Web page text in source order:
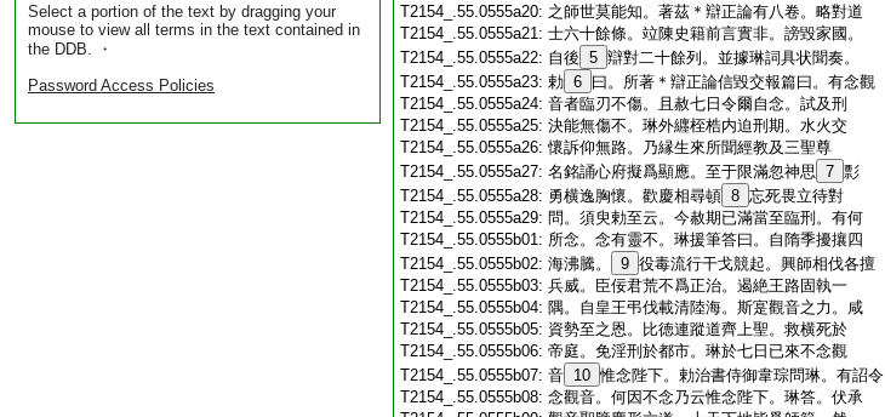
Select a portion of the text by dragging your
mouse to view all terms in the text contained in
the DDB. ・
Password Access Policies
T2154_.55.0555a20: 之師世莫能知。著茲＊辯正論有八卷。略對道
T2154_.55.0555a21: 士六十餘條。竝陳史籍前言實非。謗毀家國。
T2154_.55.0555a22: 自後 5 辯對二十餘列。並據琳詞具状聞奏。
T2154_.55.0555a23: 勅 6 曰。所著＊辯正論信毀交報篇曰。有念觀
T2154_.55.0555a24: 音者臨刃不傷。且赦七日令爾自念。試及刑
T2154_.55.0555a25: 決能無傷不。琳外纒桎梏内迫刑期。水火交
T2154_.55.0555a26:懷訴仰無路。乃縁生來所聞經教及三聖尊
T2154_.55.0555a27: 名銘誦心府擬爲顯應。至于限滿忽神思 7 彯
T2154_.55.0555a28: 勇横逸胸懷。歡慶相尋頓 8 忘死畏立待對
T2154_.55.0555a29: 問。須臾勅至云。今赦期已滿當至臨刑。有何
T2154_.55.0555b01: 所念。念有靈不。琳援筆答曰。自隋季擾攘四
T2154_.55.0555b02: 海沸騰。 9 役毒流行干戈競起。興師相伐各擅
T2154_.55.0555b03: 兵威。臣佞君荒不爲正治。遏絶王路固執一
T2154_.55.0555b04: 隅。自皇王弔伐載清陸海。斯寔觀音之力。咸
T2154_.55.0555b05: 資勢至之恩。比徳連蹤道齊上聖。救横死於
T2154_.55.0555b06: 帝庭。免淫刑於都市。琳於七日已來不念觀
T2154_.55.0555b07: 音 10 惟念陛下。勅治書侍御韋琮問琳。有詔令
T2154_.55.0555b08: 念觀音。何因不念乃云惟念陛下。琳答。伏承